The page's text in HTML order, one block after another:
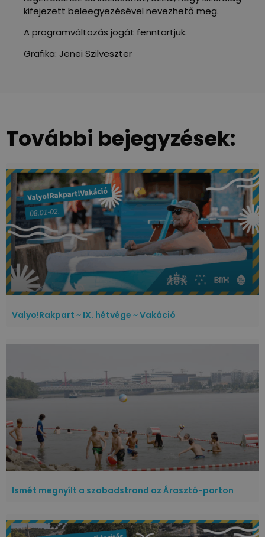
kifejezett beleegyezésével nevezhető meg.
A programváltozás jogát fenntartjuk.
Grafika: Jenei Szilveszter
További bejegyzések:
Valyo!Rakpart ~ IX. hétvége ~ Vakáció
Ismét megnyílt a szabadstrand az Árasztó-parton